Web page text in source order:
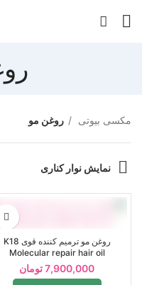
مکسی بیوتی روغن مو
نمایش نوار کناری
روغن مو ترمیم کننده قوی K18
Molecular repair hair oil
7,900,000تومان